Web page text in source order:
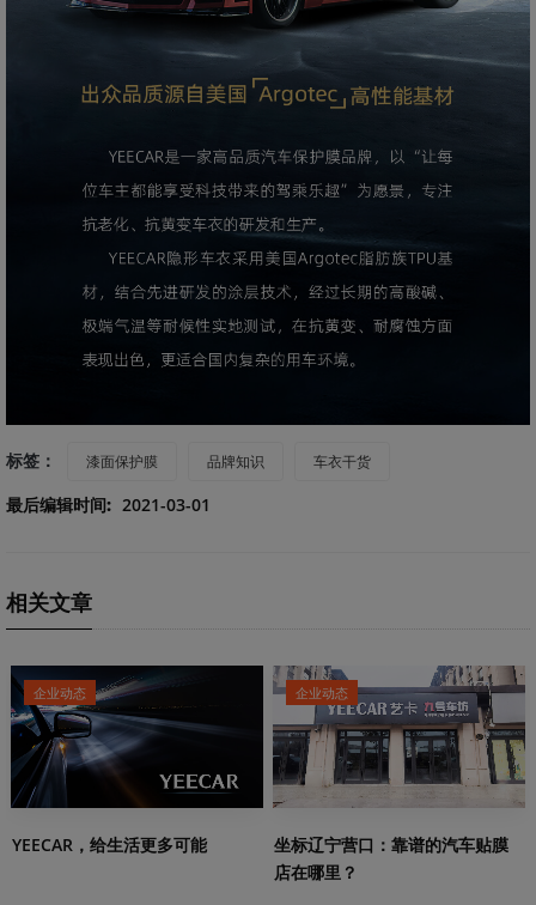
标签： 漆面保护膜 品牌知识 车衣干货
最后编辑时间: 2021-03-01
相关文章
企业动态
YEECAR，给生活更多可能
企业动态
坐标辽宁营口：靠谱的汽车贴膜
店在哪里？